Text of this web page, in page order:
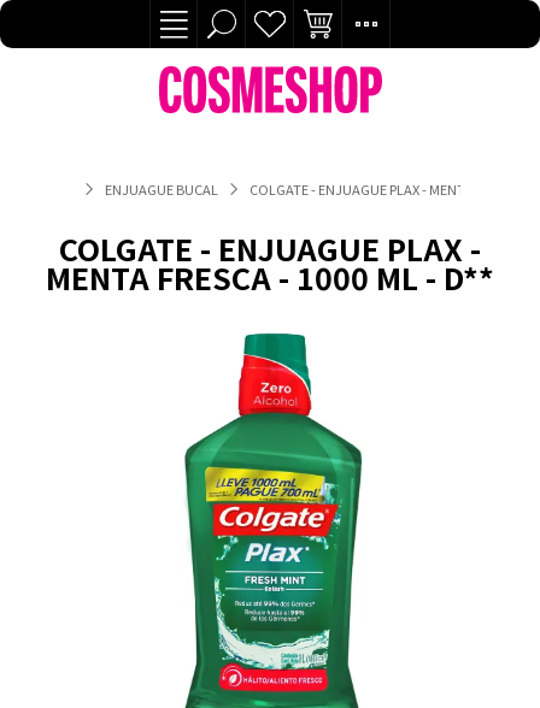
ENJUAGUE BUCAL COLGATE - ENJUAGUE PLAX - MENTA FRESCA -
COLGATE - ENJUAGUE PLAX -
MENTA FRESCA - 1000 ML - D**